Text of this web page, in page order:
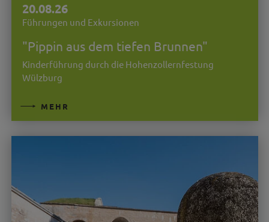
20.08.26
Führungen und Exkursionen
"Pippin aus dem tiefen Brunnen"
Kinderführung durch die Hohenzollernfestung
Wülzburg
MEHR